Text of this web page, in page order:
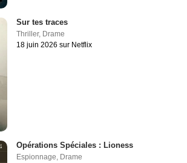
Sur tes traces
Thriller, Drame
18 juin 2026 sur Netflix
Opérations Spéciales : Lioness
Espionnage, Drame